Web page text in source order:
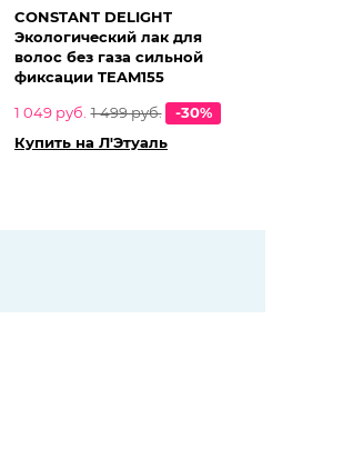
CONSTANT DELIGHT
Экологический лак для
волос без газа сильной
фиксации TEAM155
1 049 руб. 1 499 руб.
-30%
Купить на Л'Этуаль